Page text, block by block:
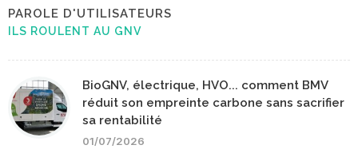
PAROLE D'UTILISATEURS
ILS ROULENT AU GNV
BioGNV, électrique, HVO... comment BMV
réduit son empreinte carbone sans sacrifier
sa rentabilité
01/07/2026